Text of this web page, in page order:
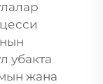
убакта
жана